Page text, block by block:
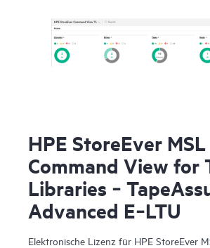
HPE StoreEver MSL
Command View for
Libraries ‑
Advanced E‑LTU
Elektronische Lizenz für HPE StoreEver